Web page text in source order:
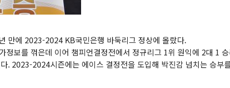
만에 2023-2024 KB국민은행 바둑리그 정상에 올랐다.
보를 꺾은데 이어 챔피언결정전에서 정규리그 1위 원익에 2대 1
. 2023-2024시즌에는 에이스 결정전을 도입해 박진감 넘치는 승